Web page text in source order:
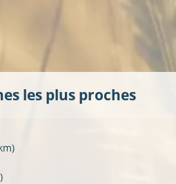
les plus proches